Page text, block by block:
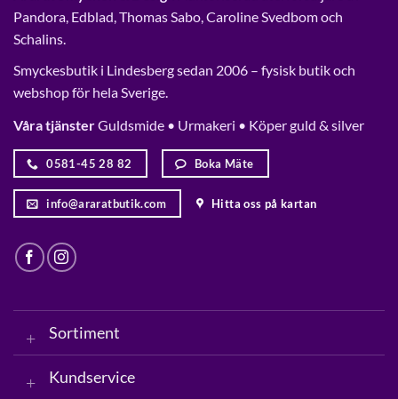
Pandora, Edblad, Thomas Sabo, Caroline Svedbom och
Schalins.
Smyckesbutik i Lindesberg sedan 2006 – fysisk butik och
webshop för hela Sverige.
Våra tjänsterGuldsmide • Urmakeri • Köper guld & silver
0581-45 28 82 Boka Mäte
info@araratbutik.com Hitta oss på kartan
Sortiment
Kundservice